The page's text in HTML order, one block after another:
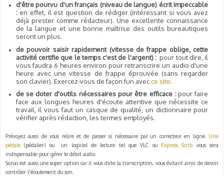
d'être pourvu d'un français (niveau de langue) écrit impeccable
: en effet, il est question de rédiger (intéressant si vous avez
déjà prester comme rédacteur). Une excellente connaissance
de la langue et une bonne maîtrise des outils bureautiques
seront un plus.
de pouvoir saisir rapidement (vitesse de frappe oblige, cette
activité certifie que le temps c'est de l'argent) : pour tout dire, il
vous faudra 6 heures environ pour retranscrire un audio d'une
heure avec une vitesse de frappe éprouvée (sans regarder
son clavier). Exercez-vous de façon fun avecce site.
de se doter d'outils nécessaires pour être efficace : pour faire
face aux longues heures d'écoute attentive que nécessite ce
travail, il vous faut un casque de qualité, un dictionnaire pour
vérifier après rédaction, les termes employés.
Prévoyez aussi de vous relire et de passer si nécessaire par un correcteur en ligne. Une
pédale (pédalier) ou un logiciel de lecture tel que VLC ou Express Scrib vous sera
indispensable pour gérer le débit audio.
Sonal est aussi une super option car il vous dicte la transcription, vous évitant ainsi de devoir
contrôler l'écoulement du son.